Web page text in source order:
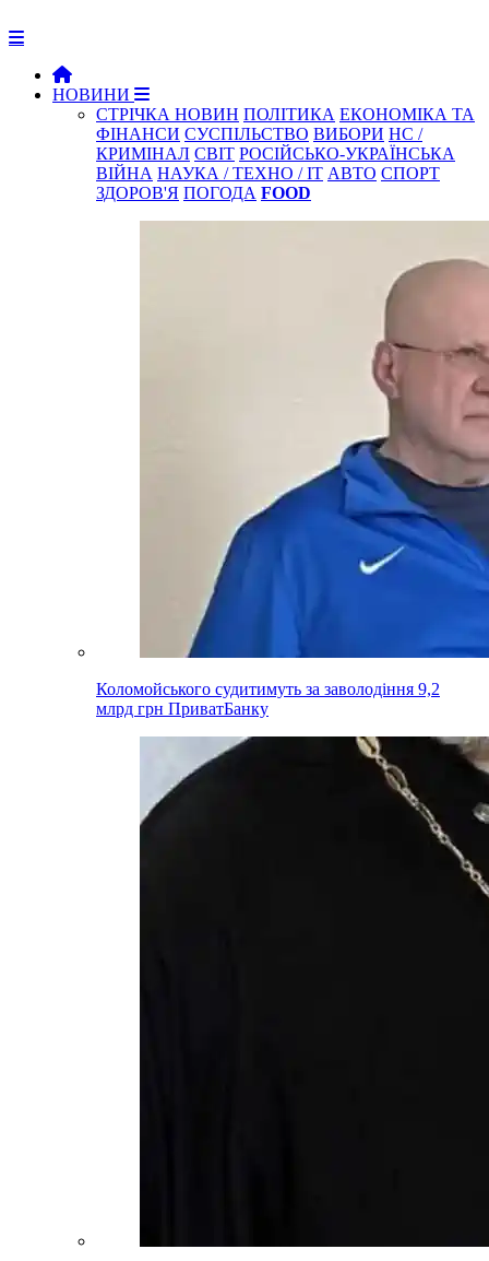
НОВИНИ
СТРІЧКА НОВИН ПОЛІТИКА ЕКОНОМІКА ТА
ФІНАНСИ СУСПІЛЬСТВО ВИБОРИ НС /
КРИМІНАЛ СВІТ РОСІЙСЬКО-УКРАЇНСЬКА
ВІЙНА НАУКА / ТЕХНО / IT АВТО СПОРТ
ЗДОРОВ'Я ПОГОДА FOOD
Коломойського судитимуть за заволодіння 9,2
млрд грн ПриватБанку